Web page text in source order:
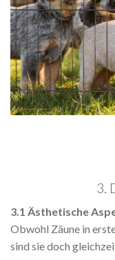
3.
3.1 Ästhetische
Obwohl Zäune in
sind sie doch